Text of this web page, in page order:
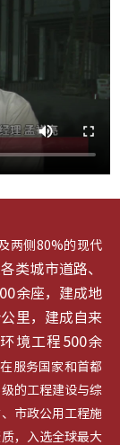
两侧80%的现代
类城市道路、
余座，建成地
里，建成自来
境工程500余
在服务国家和首都
的工程建设与综
市政公用工程施
，入选全球最大